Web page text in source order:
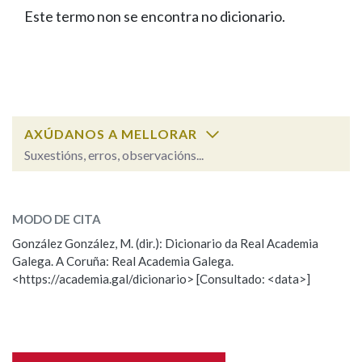
FIGURAS HOMENAXEADAS
PORTAL DAS PALABRAS
Facebook
TwitterYoutubeInstagram
Bluesky
BUSCAR NOS LEMAS
Remata por
BUSCAR NO CONTIDO
Nas definicións
Este termo non se encontra no dicionario.
AXÚDANOS A MELLORAR
Suxestións, erros, observacións...
Observación
Nome
MODO DE CITA
González González, M. (dir.): Dicionario da Real Academia
Galega. A Coruña: Real Academia Galega.
<https://academia.gal/dicionario> [Consultado: <data>]